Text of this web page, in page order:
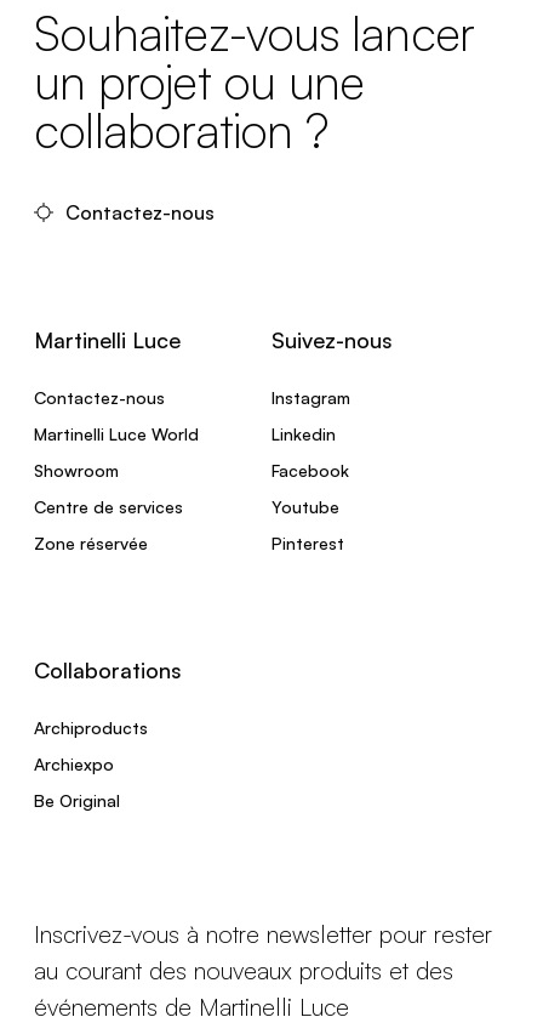
Souhaitez-vous lancer
un projet ou une
collaboration ?
Contactez-nous
Martinelli Luce
Contactez-nous
Martinelli Luce World
Showroom
Centre de services
Zone réservée
Suivez-nous
Instagram
Linkedin
Facebook
Youtube
Pinterest
Collaborations
Archiproducts
Archiexpo
Be Original
Inscrivez-vous à notre newsletter pour rester
au courant des nouveaux produits et des
événements de Martinelli Luce